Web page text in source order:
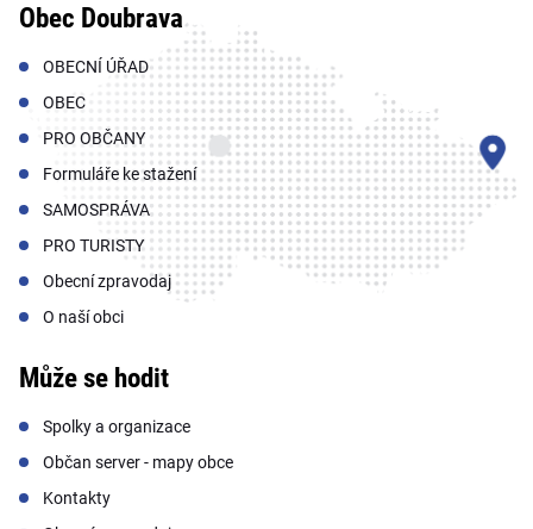
Obec Doubrava
OBECNÍ ÚŘAD
OBEC
PRO OBČANY
Formuláře ke stažení
SAMOSPRÁVA
PRO TURISTY
Obecní zpravodaj
O naší obci
Může se hodit
Spolky a organizace
Občan server - mapy obce
Kontakty